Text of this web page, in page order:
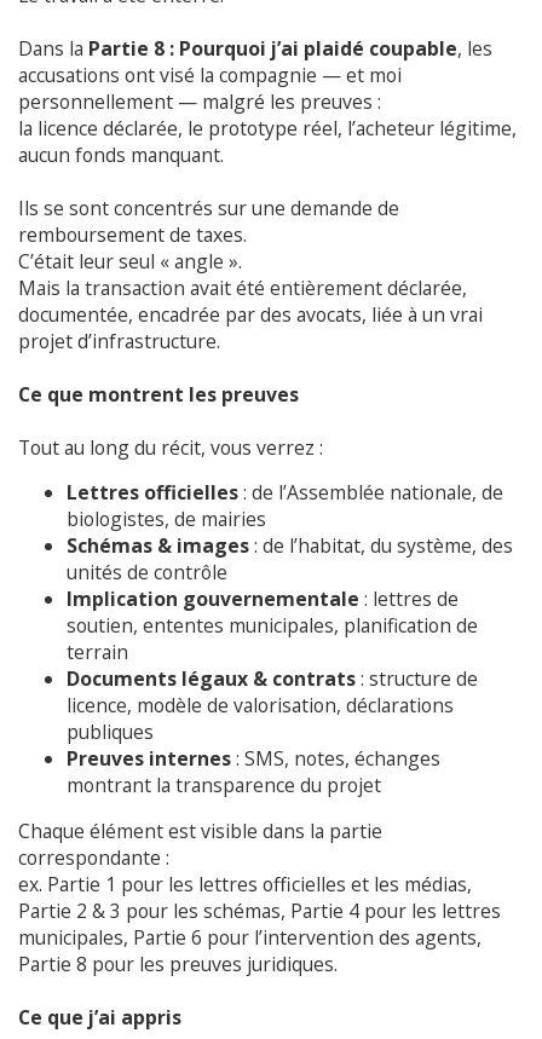
Dans la Partie 8 : Pourquoi j’ai plaidé coupable, les
accusations ont visé la compagnie — et moi
personnellement — malgré les preuves :
la licence déclarée, le prototype réel, l’acheteur légitime,
aucun fonds manquant.
Ils se sont concentrés sur une demande de
remboursement de taxes.
C’était leur seul « angle ».
Mais la transaction avait été entièrement déclarée,
documentée, encadrée par des avocats, liée à un vrai
projet d’infrastructure.
Ce que montrent les preuves
Tout au long du récit, vous verrez :
Lettres officielles: de l’Assemblée nationale, de
biologistes, de mairies
Schémas & images: de l’habitat, du système, des
unités de contrôle
Implication gouvernementale : lettres de
soutien, ententes municipales, planification de
terrain
Documents légaux & contrats: structure de
licence, modèle de valorisation, déclarations
publiques
Preuves internes: SMS, notes, échanges
montrant la transparence du projet
Chaque élément est visible dans la partie
correspondante :
ex. Partie 1 pour les lettres officielles et les médias,
Partie 2 & 3 pour les schémas, Partie 4 pour les lettres
municipales, Partie 6 pour l’intervention des agents,
Partie 8 pour les preuves juridiques.
Ce que j’ai appris